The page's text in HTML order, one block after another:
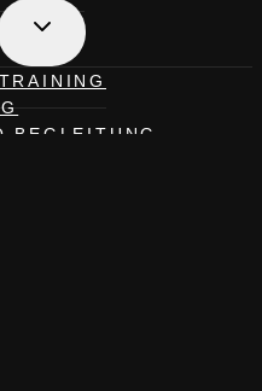
Untermenü
umschalten
BEGLEITUNG